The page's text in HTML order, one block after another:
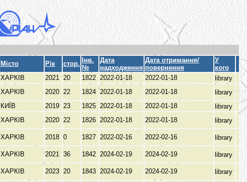
Місто Рік стор.
Інв.
№
Дата
надходження
Дата отримання/
повернення
У
кого
ХАРКІВ 2021 20 1822 2022-01-18 2022-01-18
library
ХАРКІВ 2020 22 1824 2022-01-18 2022-01-18
library
КИЇВ 2019 23 1825 2022-01-18 2022-01-18
library
ХАРКІВ 2020 22 1826 2022-01-18 2022-01-18 library
ХАРКІВ 2018 0 1827 2022-02-16 2022-02-16 library
ХАРКІВ 2021 36 1842 2024-02-19 2024-02-19 library
ХАРКІВ 2023 20 1843 2024-02-19 2024-02-19 library